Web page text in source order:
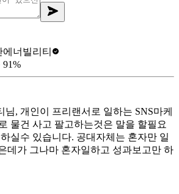
에너빌리티
91%
님, 개인이 프리랜서로 일하는 SNS마케
물건 사고 팔고하는것은 말을 할필요
실수 있습니다. 공대자체는 혼자만 일
데가 그나마 혼자일하고 성과보고만 하